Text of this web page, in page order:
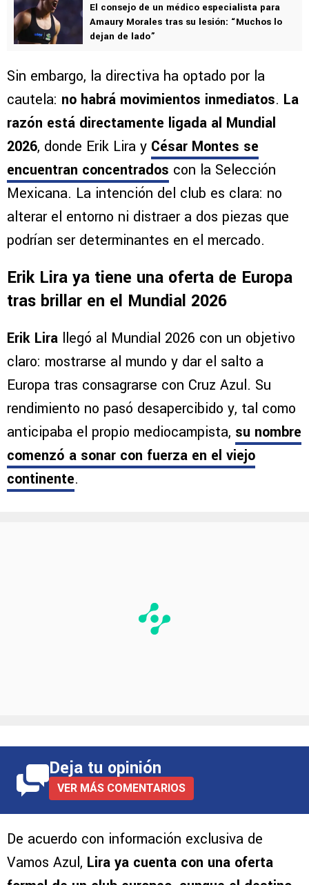
El consejo de un médico especialista para
Amaury Morales tras su lesión: “Muchos lo
dejan de lado”
Sin embargo, la directiva ha optado por la
cautela: no habrá movimientos inmediatos. La
razón está directamente ligada al Mundial
2026, donde Erik Lira y César Montes se
encuentran concentrados con la Selección
Mexicana. La intención del club es clara: no
alterar el entorno ni distraer a dos piezas que
podrían ser determinantes en el mercado.
Erik Lira ya tiene una oferta de Europa
tras brillar en el Mundial 2026
Erik Lira llegó al Mundial 2026 con un objetivo
claro: mostrarse al mundo y dar el salto a
Europa tras consagrarse con Cruz Azul. Su
rendimiento no pasó desapercibido y, tal como
anticipaba el propio mediocampista, su nombre
comenzó a sonar con fuerza en el viejo
continente.
Deja tu opinión
VER MÁS COMENTARIOS
De acuerdo con información exclusiva de
Vamos Azul, Lira ya cuenta con una oferta